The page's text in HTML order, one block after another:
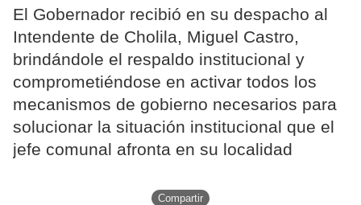
El Gobernador recibió en su despacho al
Intendente de Cholila, Miguel Castro,
brindándole el respaldo institucional y
comprometiéndose en activar todos los
mecanismos de gobierno necesarios para
solucionar la situación institucional que el
jefe comunal afronta en su localidad
Compartir